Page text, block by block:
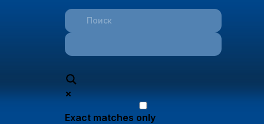
Exact matches only